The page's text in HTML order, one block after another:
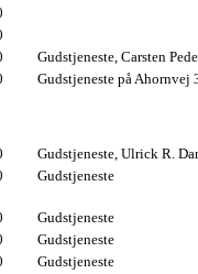
Gudstjeneste, Carsten
Gudstjeneste på Ahornvej
Gudstjeneste, Ulrick R.
Gudstjeneste
Gudstjeneste
Gudstjeneste
Gudstjeneste